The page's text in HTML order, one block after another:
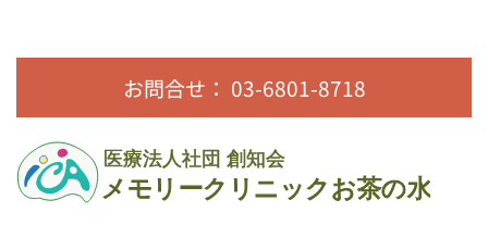
お問合せ： 03-6801-8718